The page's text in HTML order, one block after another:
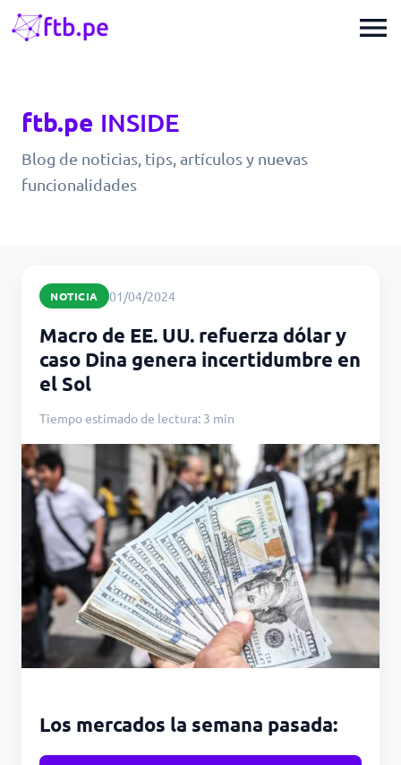
menu
ftb.pe INSIDE
Blog de noticias, tips, artículos y nuevas
funcionalidades
NOTICIA 01/04/2024
Macro de EE. UU. refuerza dólar y
caso Dina genera incertidumbre en
el Sol
Tiempo estimado de lectura: 3 min
Los mercados la semana pasada: